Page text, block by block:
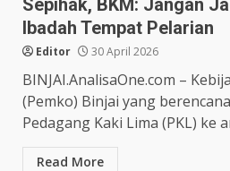
Ibadah Tempat Pelarian
Editor 30 April 2026
BINJAI.AnalisaOne.com –
(Pemko) Binjai yang
Pedagang Kaki Lima (PKL) ke
Read More